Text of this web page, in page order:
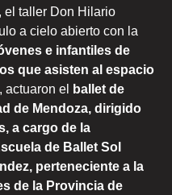
, el taller Don Hilario
a cielo abierto con la
e infantiles de
que asisten al espacio
actuaron el
ballet de
de Mendoza, dirigido
a cargo de la
de Ballet Sol
perteneciente a la
de la Provincia de